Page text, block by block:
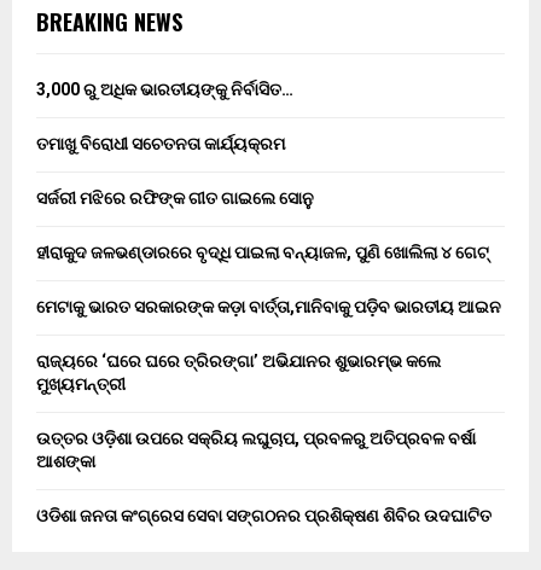
BREAKING NEWS
3,000 ରୁ ଅଧିକ ଭାରତୀୟଙ୍କୁ ନିର୍ବାସିତ…
ତମାଖୁ ବିରୋଧୀ ସଚେତନତା କାର୍ଯ୍ୟକ୍ରମ
ସର୍ଜରୀ ମଝିରେ ରଫିଙ୍କ ଗୀତ ଗାଇଲେ ସୋନୁ
ହୀରାକୁଦ ଜଳଭଣ୍ଡାରରେ ବୃଦ୍ଧି ପାଇଲା ବନ୍ୟାଜଳ, ପୁଣି ଖୋଲିଲା ୪ ଗେଟ୍
ମେଟାକୁ ଭାରତ ସରକାରଙ୍କ କଡ଼ା ବାର୍ତ୍ତା,ମାନିବାକୁ ପଡ଼ିବ ଭାରତୀୟ ଆଇନ
ରାଜ୍ୟରେ ‘ଘରେ ଘରେ ତ୍ରିରଙ୍ଗା’ ଅଭିଯାନର ଶୁଭାରମ୍ଭ କଲେ
ମୁଖ୍ୟମନ୍ତ୍ରୀ
ଉତ୍ତର ଓଡ଼ିଶା ଉପରେ ସକ୍ରିୟ ଲଘୁଚାପ, ପ୍ରବଳରୁ ଅତିପ୍ରବଳ ବର୍ଷା
ଆଶଙ୍କା
ଓଡିଶା ଜନତା କଂଗ୍ରେସ ସେବା ସଙ୍ଗଠନର ପ୍ରଶିକ୍ଷଣ ଶିବିର ଉଦଘାଟିତ